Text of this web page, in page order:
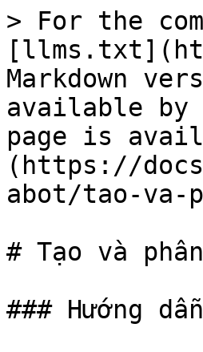
> For the
Markdown
available by
page is
(https://
abot/tao-va-
# Tạo và
### Hướng